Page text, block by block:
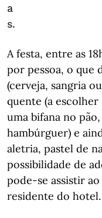
a
s.
A festa, entre as
por pessoa, o que
(cerveja, sangria
quente (a
uma bifana no
hambúrguer) e
aletria, pastel de
possibilidade de
pode-se assistir
residente do hotel.